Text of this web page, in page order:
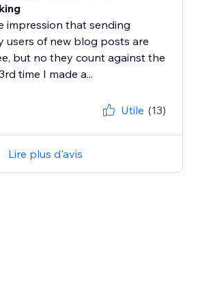
impression that sending
users of new blog posts are
but no they count against the
time I made a...
Utile (13)
Lire plus d'avis